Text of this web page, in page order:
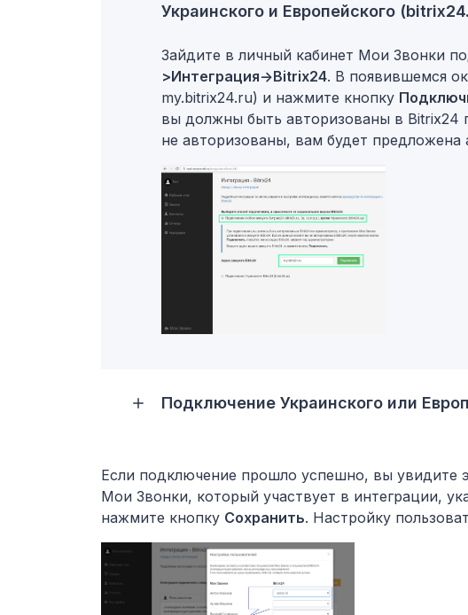
Украинского и Европейского
Зайдите в личный кабинет Мои Звонки
>Интеграция->Bitrix24. В появившемся
my.bitrix24.ru) и нажмите кнопку
вы должны быть авторизованы в Bitrix24
не авторизованы, вам будет предложена
Подключение Украинского или
Если подключение прошло успешно, вы увидите
Мои Звонки, который участвует в интеграции,
нажмите кнопку Сохранить. Настройку